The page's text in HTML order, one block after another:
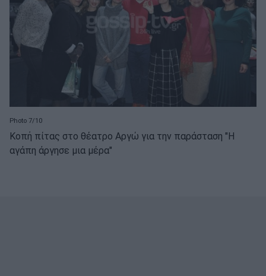
Photo 7/10
Κοπή πίτας στο θέατρο Αργώ για την παράσταση "Η
αγάπη άργησε μια μέρα"